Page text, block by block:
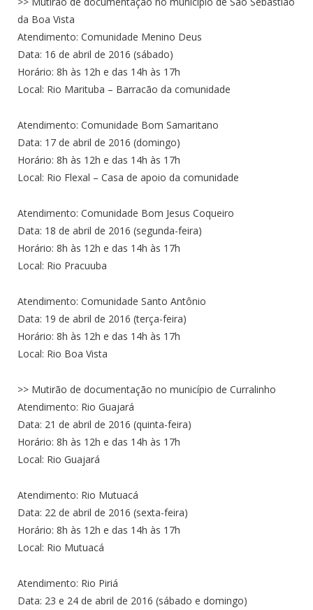
da Boa Vista
Atendimento: Comunidade Menino Deus
Data: 16 de abril de 2016 (sábado)
Horário: 8h às 12h e das 14h às 17h
Local: Rio Marituba – Barracão da comunidade
Atendimento: Comunidade Bom Samaritano
Data: 17 de abril de 2016 (domingo)
Horário: 8h às 12h e das 14h às 17h
Local: Rio Flexal – Casa de apoio da comunidade
Atendimento: Comunidade Bom Jesus Coqueiro
Data: 18 de abril de 2016 (segunda-feira)
Horário: 8h às 12h e das 14h às 17h
Local: Rio Pracuuba
Atendimento: Comunidade Santo Antônio
Data: 19 de abril de 2016 (terça-feira)
Horário: 8h às 12h e das 14h às 17h
Local: Rio Boa Vista
>> Mutirão de documentação no município de Curralinho
Atendimento: Rio Guajará
Data: 21 de abril de 2016 (quinta-feira)
Horário: 8h às 12h e das 14h às 17h
Local: Rio Guajará
Atendimento: Rio Mutuacá
Data: 22 de abril de 2016 (sexta-feira)
Horário: 8h às 12h e das 14h às 17h
Local: Rio Mutuacá
Atendimento: Rio Piriá
Data: 23 e 24 de abril de 2016 (sábado e domingo)